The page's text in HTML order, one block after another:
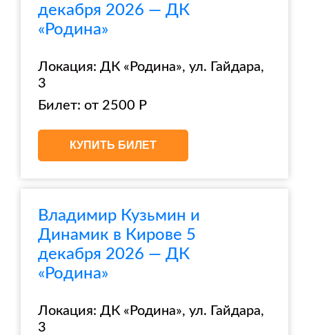
декабря 2026 — ДК
«Родина»
Локация: ДК «Родина», ул. Гайдара,
3
Билет: от 2500 Р
КУПИТЬ БИЛЕТ
Владимир Кузьмин и
Динамик в Кирове 5
декабря 2026 — ДК
«Родина»
Локация: ДК «Родина», ул. Гайдара,
3